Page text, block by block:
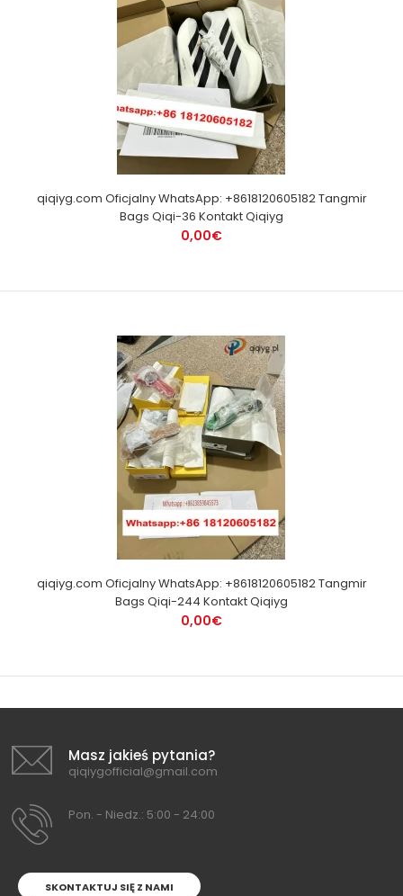
qiqiyg.com Oficjalny WhatsApp: +8618120605182 Tangmir
Bags Qiqi-36 Kontakt Qiqiyg
0,00€
qiqiyg.com Oficjalny WhatsApp: +8618120605182 Tangmir
Bags Qiqi-244 Kontakt Qiqiyg
0,00€
Masz jakieś pytania?
qiqiygofficial@gmail.com
Pon. - Niedz.: 5:00 - 24:00
SKONTAKTUJ SIĘ Z NAMI